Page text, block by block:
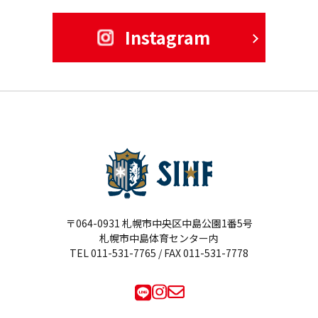
Instagram
〒064-0931 札幌市中央区中島公園1番5号
札幌市中島体育センター内
TEL011-531-7765 / FAX 011-531-7778